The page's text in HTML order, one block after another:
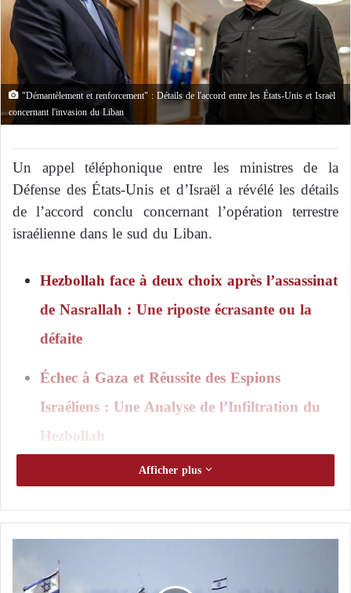
"Démantèlement et renforcement" : Détails de l'accord entre les États-Unis et Israël
concernant l'invasion du Liban
Un appel téléphonique entre les ministres de la
Défense des États-Unis et d’Israël a révélé les détails
de l’accord conclu concernant l’opération terrestre
israélienne dans le sud du Liban.
Hezbollah face à deux choix après l’assassinat
de Nasrallah : Une riposte écrasante ou la
défaite
Échec à Gaza et Réussite des Espions
Israéliens : Une Analyse de l’Infiltration du
Hezbollah
Au cours des dernières heures, l’armée israélienne a
qu’elle a qualifiée de « limitée, locale et ciblée »,
sans fournir plus de détails sur sa durée ni sur sa
nature précise.
Afficher plus